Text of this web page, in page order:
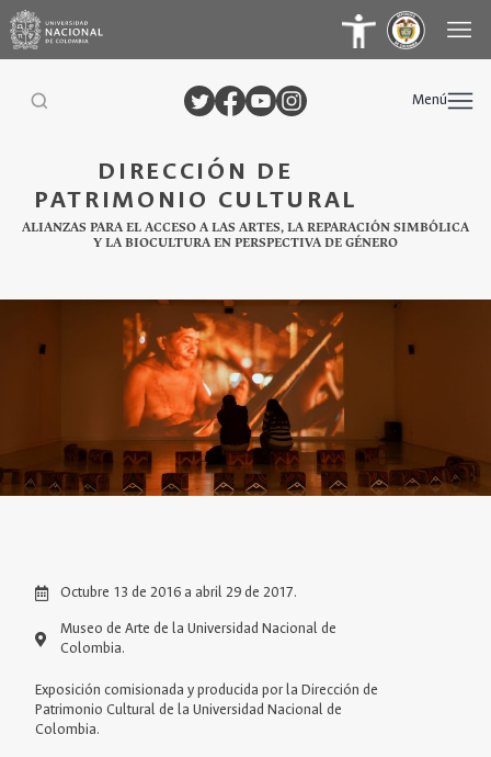
DIRECCIÓN DE
PATRIMONIO CULTURAL
ALIANZAS PARA EL ACCESO A LAS ARTES, LA REPARACIÓN SIMBÓLICA
Y LA BIOCULTURA EN PERSPECTIVA DE GÉNERO
Menú
Octubre 13 de 2016 a abril 29 de 2017.
Museo de Arte de la Universidad Nacional de
Colombia.
Exposición comisionada y producida por la Dirección de
Patrimonio Cultural de la Universidad Nacional de
Colombia.